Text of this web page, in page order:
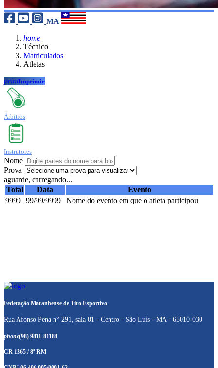
MA
home
Técnico
Matriculados
Atletas
printImprimir
Árbitros
Instrutores
Nome
Prova
aguarde, carregando...
Total
Data
Evento
9999 99/99/9999 Nome do evento em que o atleta participou
Federação Maranhense de Tiro Esportivo
Rua Afonso Pena n° 291, sala 01 - Centro - São Luís - MA - 65010-030
phone(98) 9811-81188
CR 1365 / 8ª RM